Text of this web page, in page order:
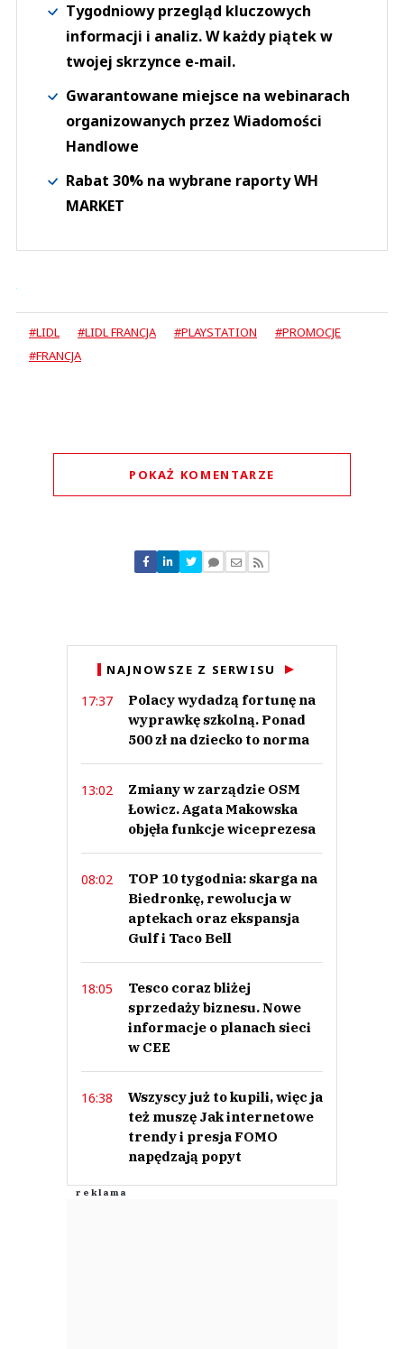
Tygodniowy przegląd kluczowych
informacji i analiz. W każdy piątek w
twojej skrzynce e-mail.
Gwarantowane miejsce na webinarach
organizowanych przez Wiadomości
Handlowe
Rabat 30% na wybrane raporty WH
MARKET
#LIDL #LIDL FRANCJA #PLAYSTATION
#PROMOCJE
#FRANCJA
POKAŻ KOMENTARZE
Nie znaleziono komentarzy
Zostaw swoje komentarze
NAJNOWSZE Z SERWISU
17:37
Polacy wydadzą fortunę na
wyprawkę szkolną. Ponad
500 zł na dziecko to norma
13:02
Zmiany w zarządzie OSM
Łowicz. Agata Makowska
objęła funkcje wiceprezesa
08:02
TOP 10 tygodnia: skarga na
Biedronkę, rewolucja w
aptekach oraz ekspansja
Gulf i Taco Bell
18:05
Tesco coraz bliżej
sprzedaży biznesu. Nowe
informacje o planach sieci
w CEE
16:38
Wszyscy już to kupili, więc ja
też muszę Jak internetowe
trendy i presja FOMO
napędzają popyt